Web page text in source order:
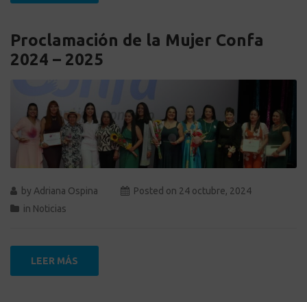
Proclamación de la Mujer Confa
2024 – 2025
by Adriana Ospina Posted on 24 octubre, 2024
in Noticias
LEER MÁS